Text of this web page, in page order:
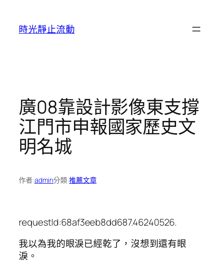
時光靜止流動
廣08靠設計影像東支撐
江門市申報國家歷史文
明名城
作者:admin分類:推薦文章
requestId:68af3eeb8dd687.46240526.
我以為我的眼淚已經乾了，沒想到還有眼
淚。